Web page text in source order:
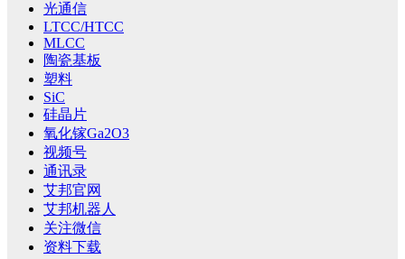
光通信
LTCC/HTCC
MLCC
陶瓷基板
塑料
SiC
硅晶片
氧化镓Ga2O3
视频号
通讯录
艾邦官网
艾邦机器人
关注微信
资料下载